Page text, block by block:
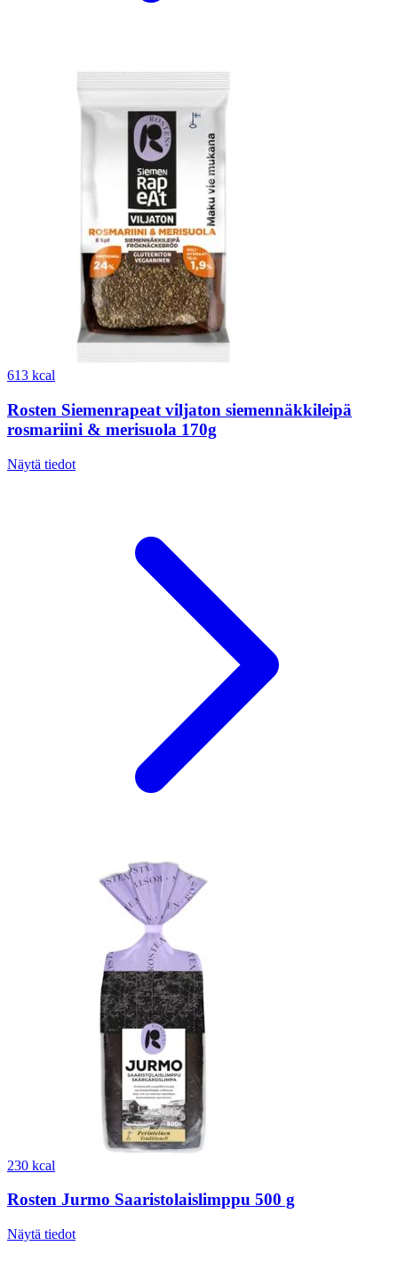
613 kcal
Rosten Siemenrapeat viljaton siemennäkkileipä
rosmariini & merisuola 170g
Näytä tiedot
230 kcal
Rosten Jurmo Saaristolaislimppu 500 g
Näytä tiedot